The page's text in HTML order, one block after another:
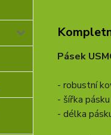
Pásek
- robustní
- šířka
- délka